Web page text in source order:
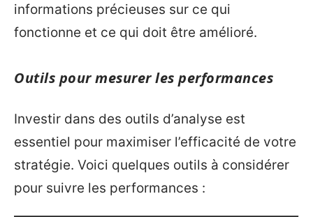
informations précieuses sur ce qui
fonctionne et ce qui doit être amélioré.
Outils pour mesurer les performances
Investir dans des outils d’analyse est
essentiel pour maximiser l’efficacité de votre
stratégie. Voici quelques outils à considérer
pour suivre les performances :